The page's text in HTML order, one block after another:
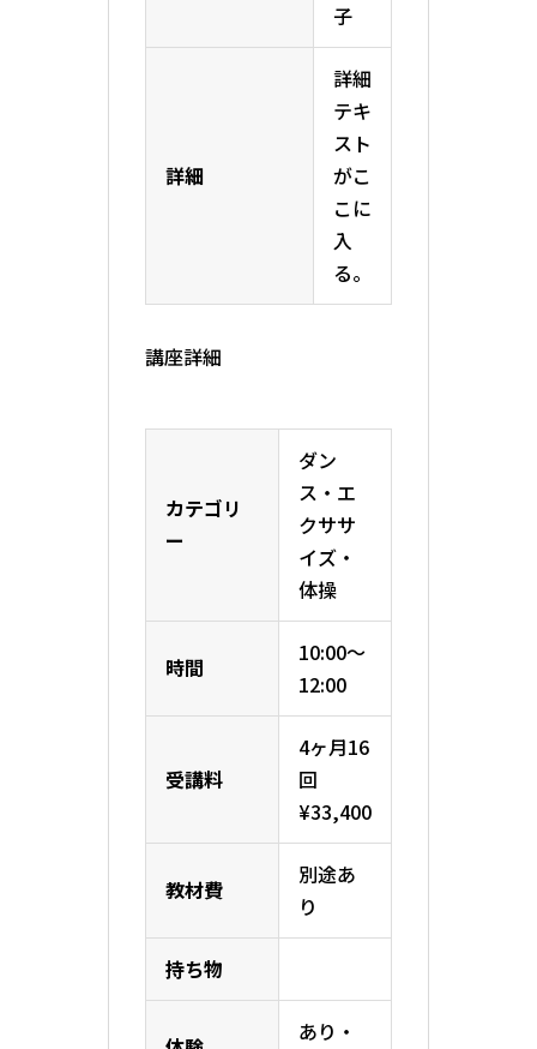
子
詳細
詳細
テキ
スト
がこ
こに
入
る。
講座詳細
カテゴリ
ー
ダン
ス・エ
クササ
イズ・
体操
時間
10:00〜
12:00
受講料
4ヶ月16
回
¥33,400
教材費
別途あ
り
持ち物
あり・